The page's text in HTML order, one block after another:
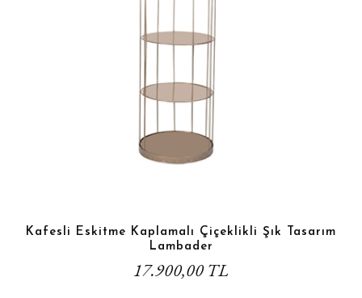
Kafesli Eskitme Kaplamalı Çiçeklikli Şık Tasarım
Lambader
17.900,00 TL